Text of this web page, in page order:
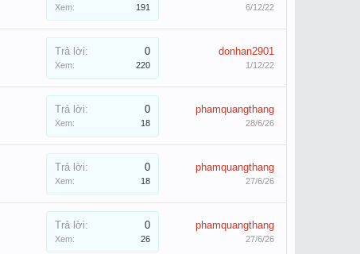
Xem: 191 6/12/22
Trả lời: 0
Xem: 220
donhan2901
1/12/22
Trả lời: 0
Xem: 18
phamquangthang
28/6/26
Trả lời: 0
Xem: 18
phamquangthang
27/6/26
Trả lời: 0
Xem: 26
phamquangthang
27/6/26